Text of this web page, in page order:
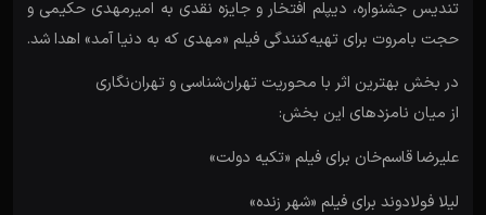
تندیس جشنواره، دیپلم افتخار و جایزه نقدی به امیرمهدی حکیمی و
حجت بامروت برای تهیه‌کنندگی فیلم «مهدی که به دنیا آمد» اهدا شد.
در بخش بهترین اثر با محوریت تهران‌شناسی و تهران‌نگاری
از میان نامزدهای این بخش:
علیرضا قاسم‌خان برای فیلم «تکیه دولت»
لیلا فولادوند برای فیلم «شهر زنده»